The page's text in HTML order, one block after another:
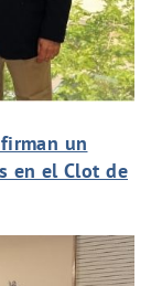
un
en el Clot de